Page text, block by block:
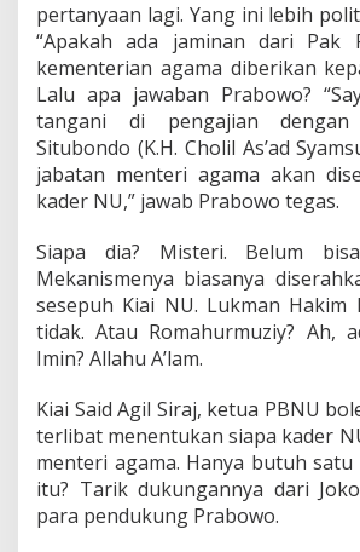
pertanyaan lagi. Yang ini lebih
“Apakah ada jaminan dari Pak
kementerian agama diberikan
Lalu apa jawaban Prabowo?
tangani di pengajian
Situbondo (K.H. Cholil As’ad
jabatan menteri agama akan
kader NU,” jawab Prabowo tegas.
Siapa dia? Misteri. Belum
Mekanismenya biasanya
sesepuh Kiai NU. Lukman Hakim
tidak. Atau Romahurmuziy? Ah,
Imin? Allahu A’lam.
Kiai Said Agil Siraj, ketua PBNU
terlibat menentukan siapa kader
menteri agama. Hanya butuh satu
itu? Tarik dukungannya dari
para pendukung Prabowo.